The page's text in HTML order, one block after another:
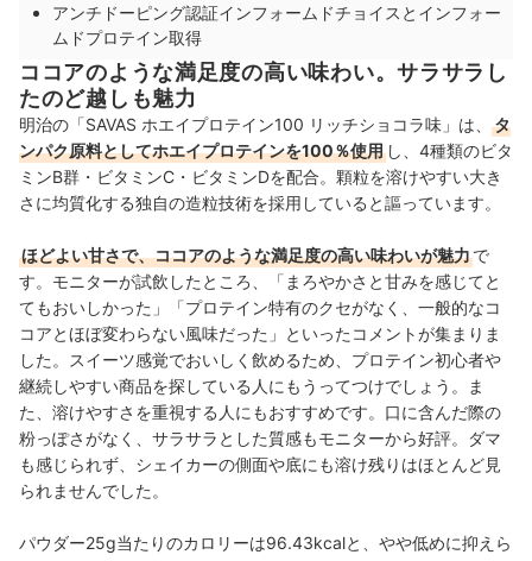
アンチドーピング認証インフォームドチョイスとインフォー
ムドプロテイン取得
ココアのような満足度の高い味わい。サラサラし
たのど越しも魅力
明治の「SAVAS ホエイプロテイン100 リッチショコラ味」は、
タ
ンパク原料としてホエイプロテインを100％使用 し、4種類のビタ
ミンB群・ビタミンC・ビタミンDを配合。顆粒を溶けやすい大き
さに均質化する独自の造粒技術を採用していると謳っています。
ほどよい甘さで、ココアのような満足度の高い味わいが魅力で
す。モニターが試飲したところ、「まろやかさと甘みを感じてと
てもおいしかった」「プロテイン特有のクセがなく、一般的なコ
コアとほぼ変わらない風味だった」といったコメントが集まりま
した。スイーツ感覚でおいしく飲めるため、プロテイン初心者や
継続しやすい商品を探している人にもうってつけでしょう。ま
た、溶けやすさを重視する人にもおすすめです。口に含んだ際の
粉っぽさがなく、サラサラとした質感もモニターから好評。ダマ
も感じられず、シェイカーの側面や底にも溶け残りはほとんど見
られませんでした。
パウダー25g当たりのカロリーは96.43kcalと、やや低めに抑えら